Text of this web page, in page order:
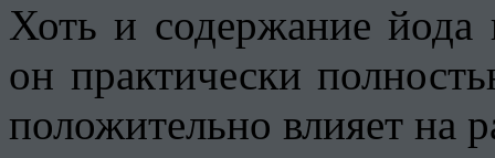
Хоть и содержание йода
он практически
положительно влияет на